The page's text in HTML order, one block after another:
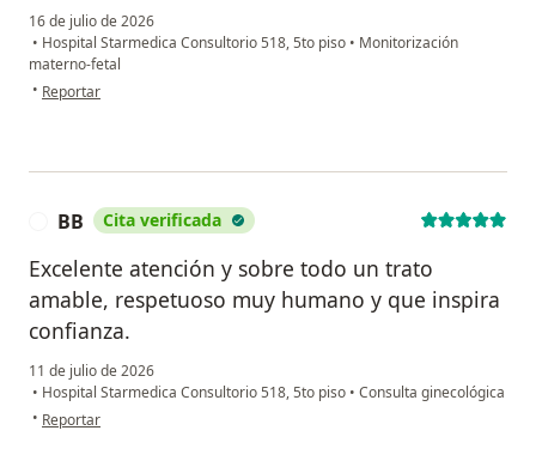
16 de julio de 2026
• Hospital Starmedica Consultorio 518, 5to piso • Monitorización
materno-fetal
• en opinión del usuario J. Acevedo
Reportar
BB Cita verificada
Excelente atención y sobre todo un trato
amable, respetuoso muy humano y que inspira
confianza.
11 de julio de 2026
• Hospital Starmedica Consultorio 518, 5to piso • Consulta ginecológica
• en opinión del usuario BB
Reportar